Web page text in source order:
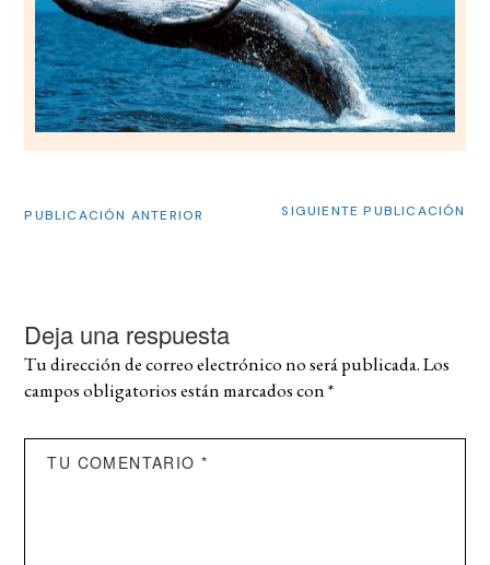
PUBLICACIÓN ANTERIOR SIGUIENTE PUBLICACIÓN
Deja una respuesta
Tu dirección de correo electrónico no será publicada. Los
campos obligatorios están marcados con*